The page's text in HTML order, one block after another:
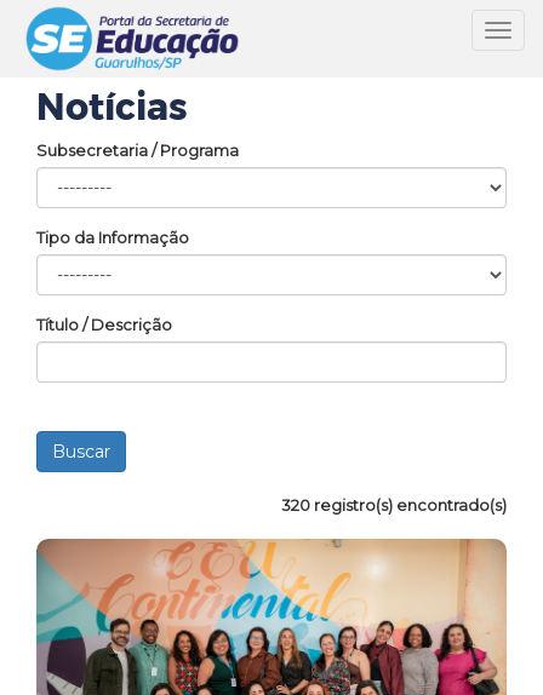
Notícias
Subsecretaria / Programa
Tipo da Informação
Título / Descrição
320 registro(s) encontrado(s)